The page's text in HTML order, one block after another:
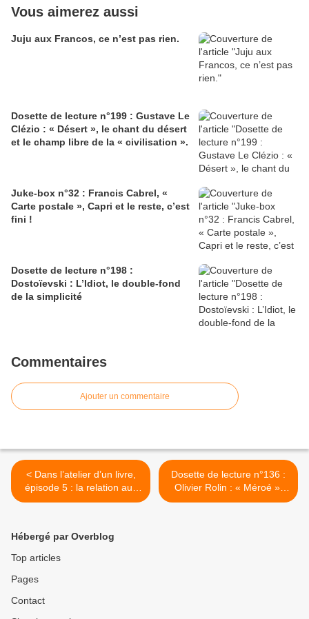
Vous aimerez aussi
Juju aux Francos, ce n’est pas rien.
Dosette de lecture n°199 : Gustave Le
Clézio : « Désert », le chant du désert
et le champ libre de la « civilisation ».
Juke-box n°32 : Francis Cabrel, «
Carte postale », Capri et le reste, c’est
fini !
Dosette de lecture n°198 :
Dostoïevski : L’Idiot, le double-fond
de la simplicité
Commentaires
Ajouter un commentaire
< Dans l’atelier d’un livre,
épisode 5 : la relation aux
livres.
Dosette de lecture n°136 :
Olivier Rolin : « Méroé »,
Excavation de la mémoire.
Hébergé par Overblog
Top articles
Pages
Contact